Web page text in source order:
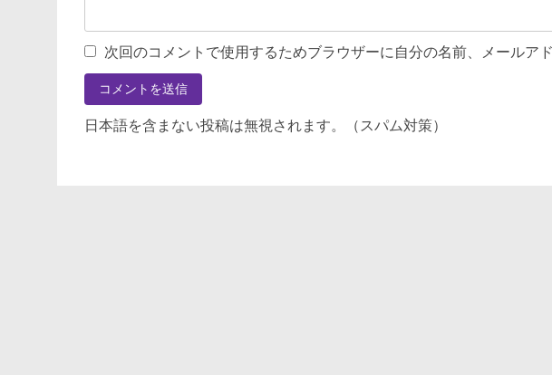
次回のコメントで使用するためブラウザーに自分の名前、メールア
日本語を含まない投稿は無視されます。（スパム対策）